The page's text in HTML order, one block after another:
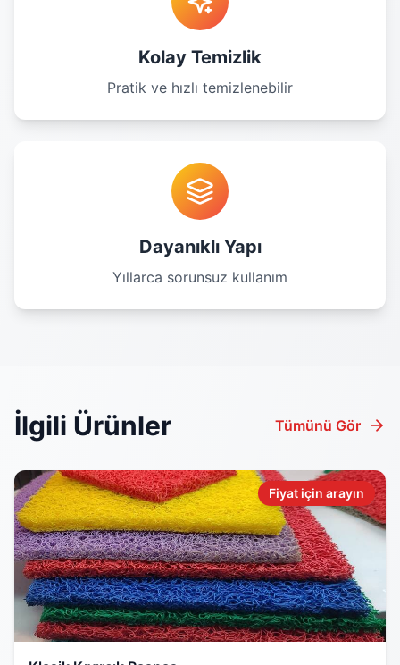
Kolay Temizlik
Pratik ve hızlı temizlenebilir
Dayanıklı Yapı
Yıllarca sorunsuz kullanım
İlgili Ürünler Tümünü Gör
Fiyat için arayın